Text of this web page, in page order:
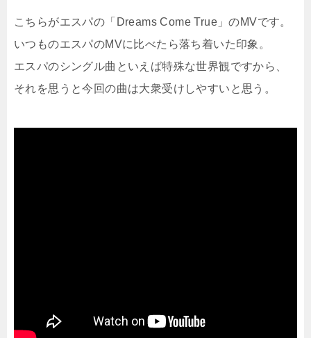
こちらがエスパの「Dreams Come True」のMVです。
いつものエスパのMVに比べたら落ち着いた印象。
エスパのシングル曲といえば特殊な世界観ですから、
それを思うと今回の曲は大衆受けしやすいと思う。